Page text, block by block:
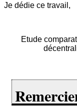
Je dédie ce travail,
Etude